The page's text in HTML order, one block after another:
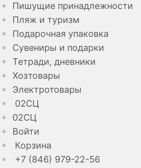
Пишущие принадлежности
Пляж и туризм
Подарочная упаковка
Сувениры и подарки
Тетради, дневники
Хозтовары
Электротовары
02СЦ
02СЦ
Войти
Корзина
+7 (846) 979-22-56